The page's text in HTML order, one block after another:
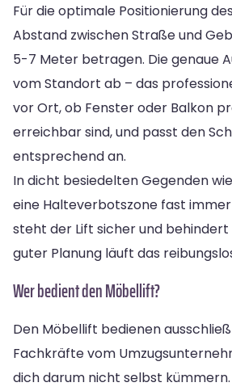
Für die optimale Positionierung
Abstand zwischen Straße und
5-7 Meter betragen. Die genaue
vom Standort ab – das
vor Ort, ob Fenster oder Balkon
erreichbar sind, und passt den
entsprechend an.
In dicht besiedelten Gegenden
eine Halteverbotszone fast
steht der Lift sicher und behindert
guter Planung läuft das
Wer bedient den Möbellift?
Den Möbellift bedienen
Fachkräfte vom
dich darum nicht selbst kümmern.